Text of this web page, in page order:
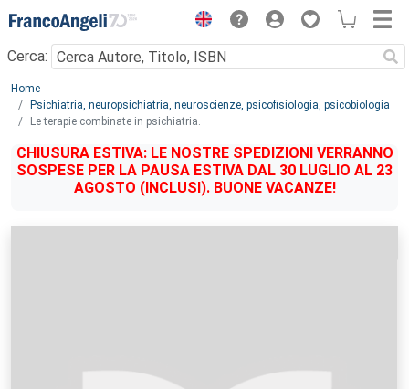
Menu
Cerca:
Main content
Home
Psichiatria, neuropsichiatria, neuroscienze, psicofisiologia, psicobiologia
Le terapie combinate in psichiatria.
CHIUSURA ESTIVA: LE NOSTRE SPEDIZIONI VERRANNO
SOSPESE PER LA PAUSA ESTIVA DAL 30 LUGLIO AL 23
AGOSTO (INCLUSI). BUONE VACANZE!